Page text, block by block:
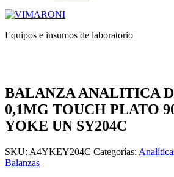
Equipos e insumos de laboratorio
BALANZA ANALITICA
0,1MG TOUCH PLATO
YOKE UN SY204C
SKU: A4YKEY204C Categorías:
Balanzas